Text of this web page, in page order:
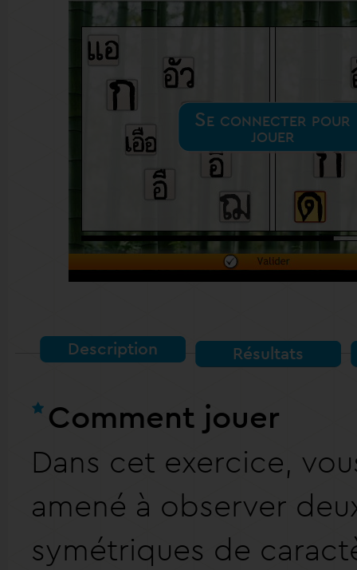
Se connecter pour
jouer
Description Résultats
Comment jouer
Dans cet exercice,
amené à observer
symétriques de